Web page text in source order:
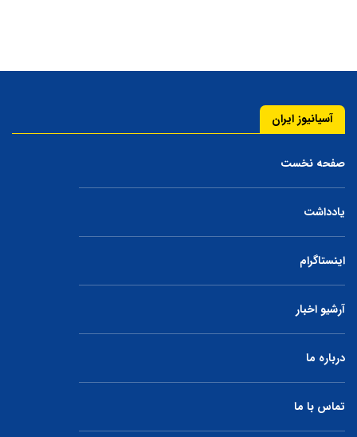
آسیانیوز ایران
صفحه نخست
یادداشت
اینستاگرام
آرشیو اخبار
درباره ما
تماس با ما